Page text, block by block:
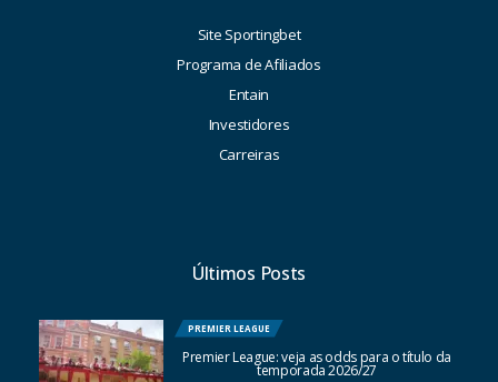
Site Sportingbet
Programa de Afiliados
Entain
Investidores
Carreiras
Últimos Posts
PREMIER LEAGUE
Premier League: veja as odds para o título da
temporada 2026/27